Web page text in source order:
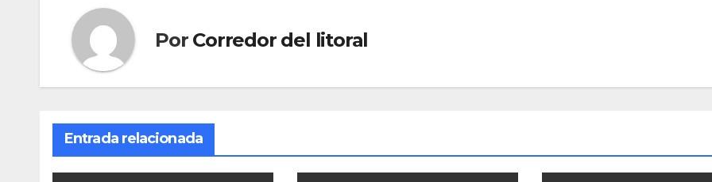
Por Corredor del litoral
Entrada relacionada